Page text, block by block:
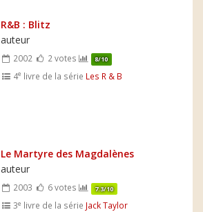
R&B : Blitz
auteur
2002 2 votes 8/10
4e livre de la série Les R & B
Le Martyre des Magdalènes
auteur
2003 6 votes 7.3/10
3e livre de la série Jack Taylor